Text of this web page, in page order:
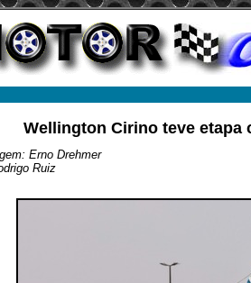
Wellington Cirino teve etapa
Erno Drehmer
Ruiz